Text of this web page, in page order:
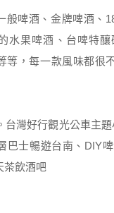
般啤酒、金牌啤酒、
水果啤酒、台啤特釀
等，每一款風味都很